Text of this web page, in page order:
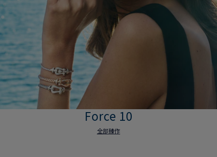
Force 10
全部臻作